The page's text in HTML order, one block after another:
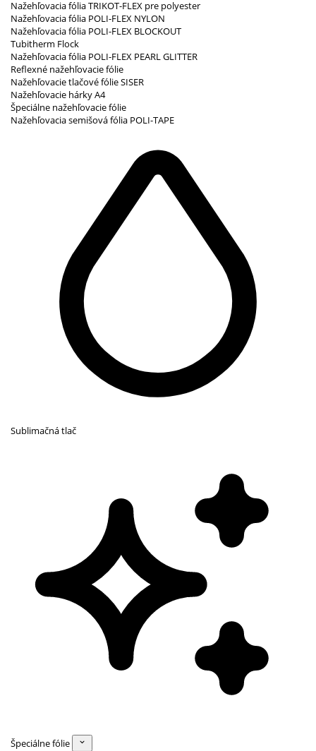
Nažehľovacia fólia TRIKOT-FLEX pre polyester
Nažehľovacia fólia POLI-FLEX NYLON
Nažehľovacia fólia POLI-FLEX BLOCKOUT
Tubitherm Flock
Nažehľovacia fólia POLI-FLEX PEARL GLITTER
Reflexné nažehľovacie fólie
Nažehľovacie tlačové fólie SISER
Nažehľovacie hárky A4
Špeciálne nažehľovacie fólie
Nažehľovacia semišová fólia POLI-TAPE
Sublimačná tlač
Špeciálne fólie